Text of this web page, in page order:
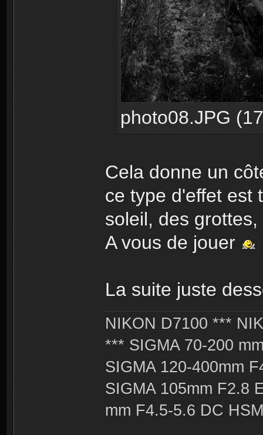
photo08.JPG
Cela donne un
ce type d'effet est
soleil, des grottes,
A vous de jouer
La suite juste
NIKON D7100 ***
*** SIGMA 70-200
SIGMA 120-400mm
SIGMA 105mm F2.8
mm F4.5-5.6 DC